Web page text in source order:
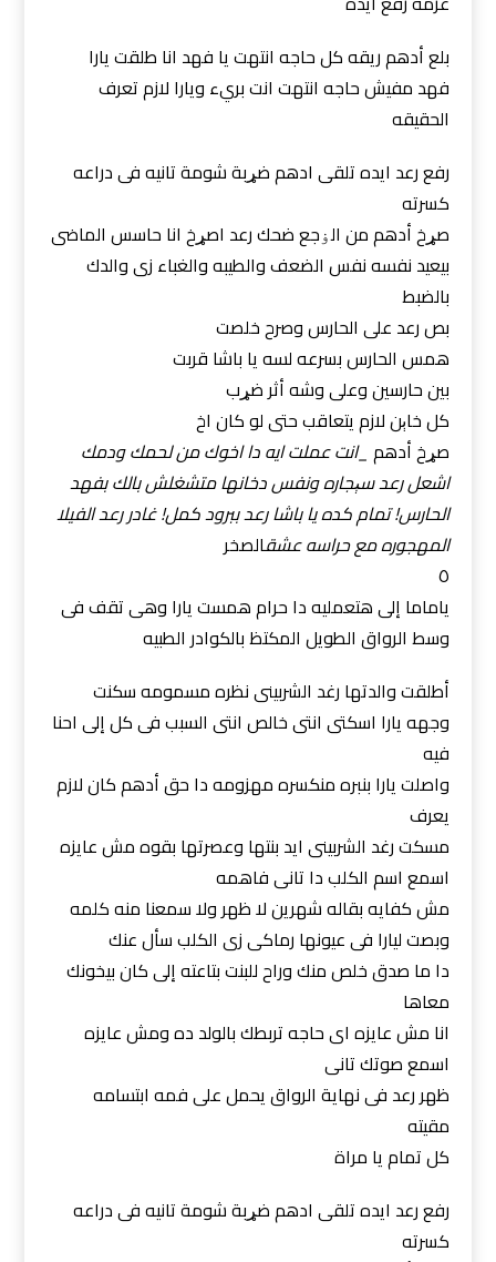
بلع أدهم ريقه كل حاجه انتهت يا فهد انا طلقت يارا
فهد مفيش حاجه انتهت انت بريء ويارا لازم تعرف
الحقيقه
رفع رعد ايده تلقى ادهم ضړبة شومة تانيه فى دراعه
كسرته
صړخ أدهم من الۏجع ضحك رعد اصړخ انا حاسس الماضى
بيعيد نفسه نفس الضعف والطيبه والغباء زى والدك
بالضبط
بص رعد على الحارس وصرح خلصت
همس الحارس بسرعه لسه يا باشا قربت
بين حارسين وعلى وشه أثر ضړب
كل خاېن لازم يتعاقب حتى لو كان اخ
صړخ أدهم _انت عملت ايه دا اخوك من لحمك ودمك
اشعل رعد سېجاره ونفس دخانها متشغلش بالك بفهد
الحارس! تمام كده يا باشا رعد ببرود كمل! غادر رعد الفيلا
المهجوره مع حراسه عشقالصخر
٥
ياماما إلى هتعمليه دا حرام همست يارا وهى تقف فى
وسط الرواق الطويل المكتظ بالكوادر الطبيه
أطلقت والدتها رغد الشربينى نظره مسمومه سكنت
وجهه يارا اسكتى انتى خالص انتى السبب فى كل إلى احنا
فيه
واصلت يارا بنبره منكسره مهزومه دا حق أدهم كان لازم
يعرف
مسكت رغد الشربينى ايد بنتها وعصرتها بقوه مش عايزه
اسمع اسم الكلب دا تانى فاهمه
مش كفايه بقاله شهرين لا ظهر ولا سمعنا منه كلمه
وبصت ليارا فى عيونها رماكى زى الكلب سأل عنك
دا ما صدق خلص منك وراح للبنت بتاعته إلى كان بيخونك
معاها
انا مش عايزه اى حاجه تربطك بالولد ده ومش عايزه
اسمع صوتك تانى
ظهر رعد فى نهاية الرواق يحمل على فمه ابتسامه
مقيته
كل تمام يا مراة
رفع رعد ايده تلقى ادهم ضړبة شومة تانيه فى دراعه
كسرته